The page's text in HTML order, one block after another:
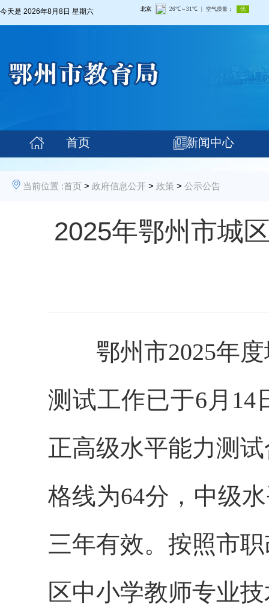
今天是 2026年8月8日 星期六
首页 新闻中心
当前位置 :首页 > 政府信息公开 > 政策 > 公示公告
2025年鄂州市城
鄂州市2025年
测试工作已于6月14
正高级水平能力测
格线为64分，中级
三年有效。按照市
区中小学教师专业